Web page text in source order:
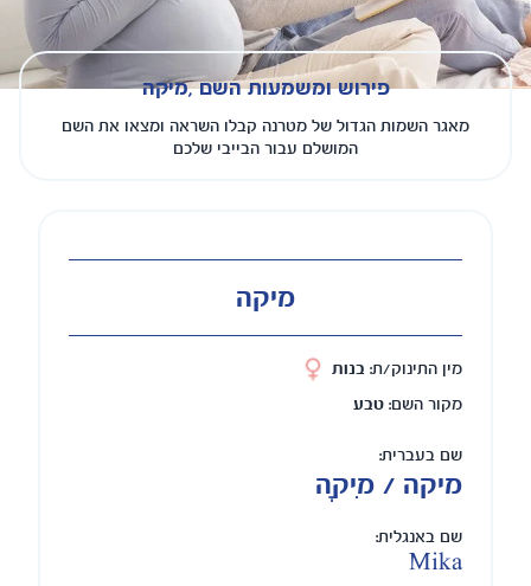
פירוש ומשמעות השם ,מיקה
מאגר השמות הגדול של מטרנה קבלו השראה ומצאו את השם
המושלם עבור הבייבי שלכם
מיקה
מין התינוק/ת: בנות
מקור השם: טבע
שם בעברית:
מיקה / מִיקָה
שם באנגלית:
Mika